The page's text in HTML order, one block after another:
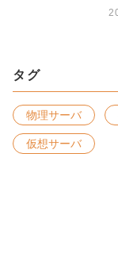
タグ
物理サーバ
仮想サーバ